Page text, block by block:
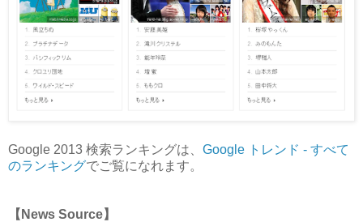
Google 2013 検索ランキングは、 Google トレンド - すべて
のランキングでご覧になれます。
【News Source】